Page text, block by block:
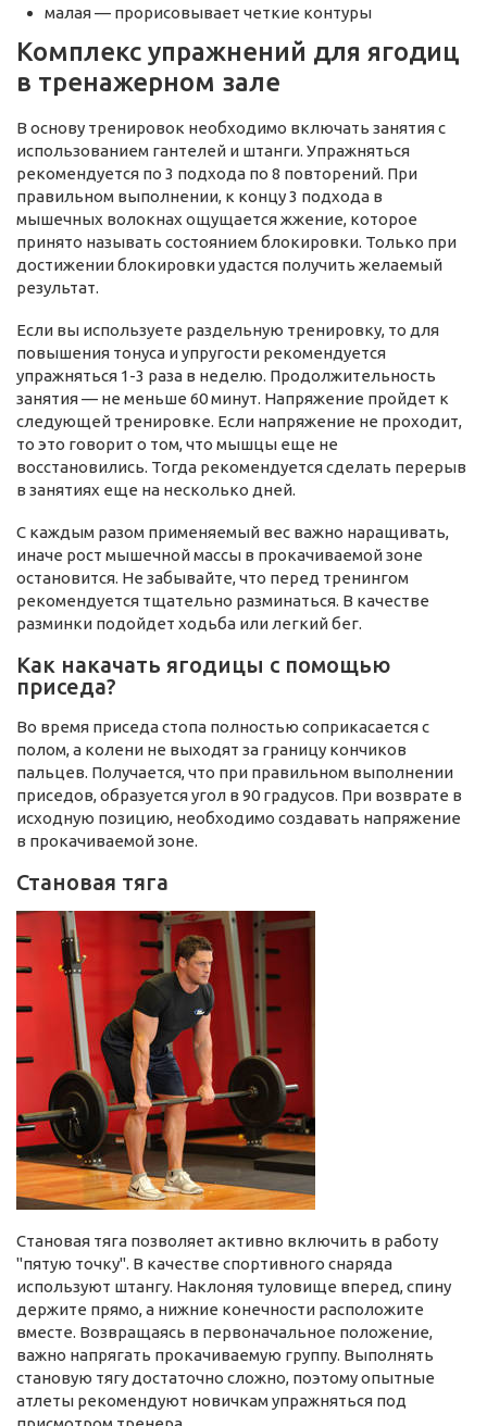
малая — прорисовывает четкие контуры
Комплекс упражнений для ягодиц
в тренажерном зале
В основу тренировок необходимо включать занятия с
использованием гантелей и штанги. Упражняться
рекомендуется по 3 подхода по 8 повторений. При
правильном выполнении, к концу 3 подхода в
мышечных волокнах ощущается жжение, которое
принято называть состоянием блокировки. Только при
достижении блокировки удастся получить желаемый
результат.
Если вы используете раздельную тренировку, то для
повышения тонуса и упругости рекомендуется
упражняться 1-3 раза в неделю. Продолжительность
занятия — не меньше 60 минут. Напряжение пройдет к
следующей тренировке. Если напряжение не проходит,
то это говорит о том, что мышцы еще не
восстановились. Тогда рекомендуется сделать перерыв
в занятиях еще на несколько дней.
С каждым разом применяемый вес важно наращивать,
иначе рост мышечной массы в прокачиваемой зоне
остановится. Не забывайте, что перед тренингом
рекомендуется тщательно разминаться. В качестве
разминки подойдет ходьба или легкий бег.
Как накачать ягодицы с помощью
приседа?
Во время приседа стопа полностью соприкасается с
полом, а колени не выходят за границу кончиков
пальцев. Получается, что при правильном выполнении
приседов, образуется угол в 90 градусов. При возврате в
исходную позицию, необходимо создавать напряжение
в прокачиваемой зоне.
Становая тяга
Становая тяга позволяет активно включить в работу
"пятую точку". В качестве спортивного снаряда
используют штангу. Наклоняя туловище вперед, спину
держите прямо, а нижние конечности расположите
вместе. Возвращаясь в первоначальное положение,
важно напрягать прокачиваемую группу. Выполнять
становую тягу достаточно сложно, поэтому опытные
атлеты рекомендуют новичкам упражняться под